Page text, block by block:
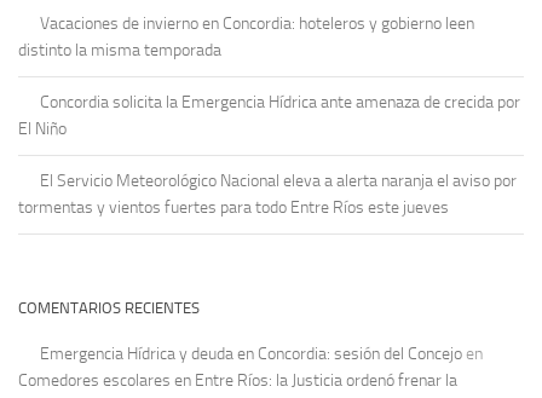
Vacaciones de invierno en Concordia: hoteleros y gobierno leen
distinto la misma temporada
Concordia solicita la Emergencia Hídrica ante amenaza de crecida por
El Niño
El Servicio Meteorológico Nacional eleva a alerta naranja el aviso por
tormentas y vientos fuertes para todo Entre Ríos este jueves
COMENTARIOS RECIENTES
Emergencia Hídrica y deuda en Concordia: sesión del Concejo en
Comedores escolares en Entre Ríos: la Justicia ordenó frenar la